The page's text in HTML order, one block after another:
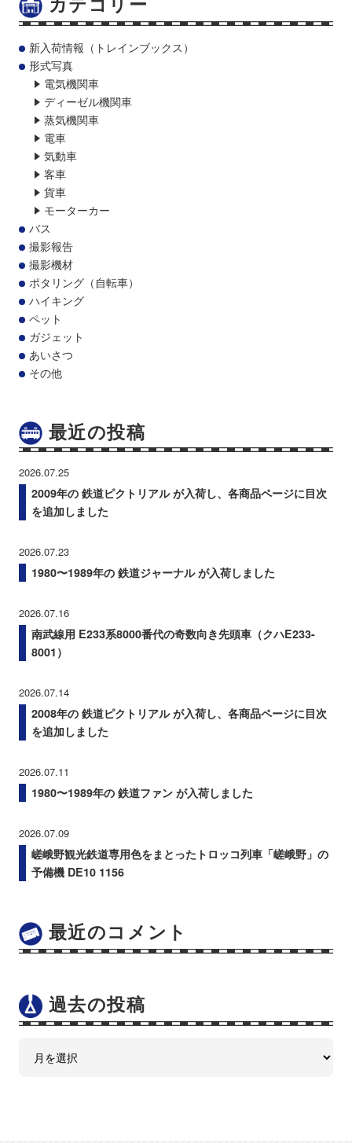
新入荷情報（トレインブックス）
形式写真
電気機関車
ディーゼル機関車
蒸気機関車
電車
気動車
客車
貨車
モーターカー
バス
撮影報告
撮影機材
ポタリング（自転車）
ハイキング
ペット
ガジェット
あいさつ
その他
最近の投稿
2026.07.25
2009年の 鉄道ピクトリアル が入荷し、各商品ページに目次
を追加しました
2026.07.23
1980〜1989年の 鉄道ジャーナル が入荷しました
2026.07.16
南武線用 E233系8000番代の奇数向き先頭車（クハE233-
8001）
2026.07.14
2008年の 鉄道ピクトリアル が入荷し、各商品ページに目次
を追加しました
2026.07.11
1980〜1989年の 鉄道ファン が入荷しました
2026.07.09
嵯峨野観光鉄道専用色をまとったトロッコ列車「嵯峨野」の
予備機 DE10 1156
最近のコメント
過去の投稿